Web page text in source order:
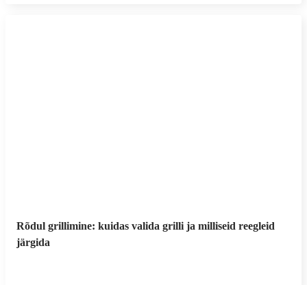
Rõdul grillimine: kuidas valida grilli ja milliseid reegleid
järgida